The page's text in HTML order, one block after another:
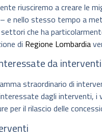
riusciremo a creare le
e nello stesso tempo a
settori che ha
di Regione Lombardia
da interventi
straordinario di
dagli interventi, i
per il rilascio delle